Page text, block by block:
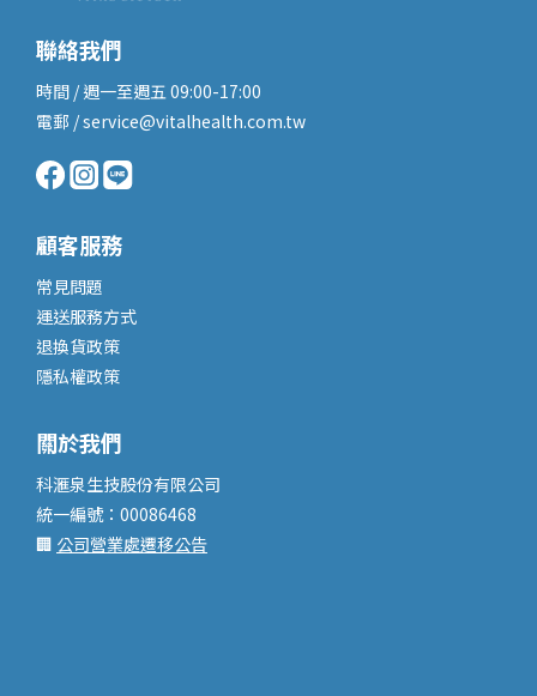
聯絡我們
時間 / 週一至週五 09:00-17:00
電郵 / service@vitalhealth.com.tw
顧客服務
常見問題
運送服務方式
退換貨政策
隱私權政策
關於我們
科滙泉生技股份有限公司
統一編號：00086468
🏢 公司營業處遷移公告